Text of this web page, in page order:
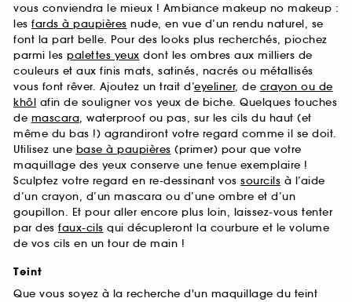
vous conviendra le mieux ! Ambiance makeup no makeup :
les fards à paupières nude, en vue d’un rendu naturel, se
font la part belle. Pour des looks plus recherchés, piochez
parmi les palettes yeux dont les ombres aux milliers de
couleurs et aux finis mats, satinés, nacrés ou métallisés
vous font rêver. Ajoutez un trait d’eyeliner, de crayon ou de
khôl afin de souligner vos yeux de biche. Quelques touches
de mascara, waterproof ou pas, sur les cils du haut (et
même du bas !) agrandiront votre regard comme il se doit.
Utilisez une base à paupières (primer) pour que votre
maquillage des yeux conserve une tenue exemplaire !
Sculptez votre regard en re-dessinant vos sourcils à l’aide
d’un crayon, d’un mascara ou d’une ombre et d’un
goupillon. Et pour aller encore plus loin, laissez-vous tenter
par des faux-cils qui décupleront la courbure et le volume
de vos cils en un tour de main !
Teint
Que vous soyez à la recherche d'un maquillage du teint